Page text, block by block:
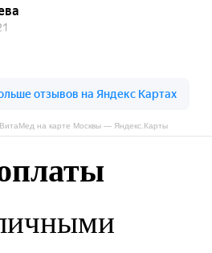
ВитаМед на карте Москвы — Яндекс.Карты